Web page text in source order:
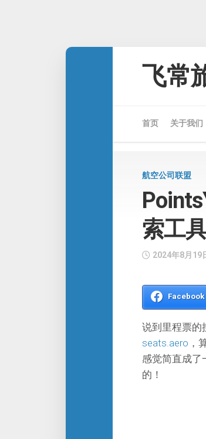
飞常
首页 关于我们
航空公司联盟
索工
2024年8月19
Facebook
说到里程票的
seats.aero ，
感觉简直成了
的！